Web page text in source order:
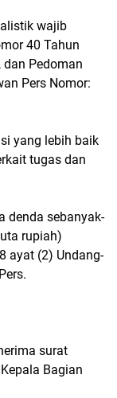
wajib
40 Tahun
dan Pedoman
Pers Nomor:
yang lebih baik
tugas dan
denda sebanyak-
rupiah)
ayat (2) Undang-
surat
Bagian